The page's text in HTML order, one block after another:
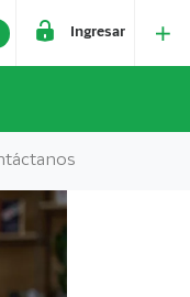
Ingresar